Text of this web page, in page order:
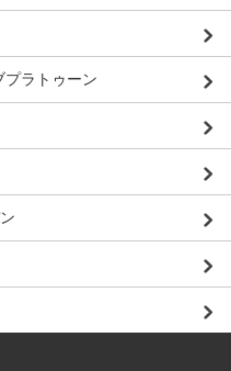
ラトゥーン